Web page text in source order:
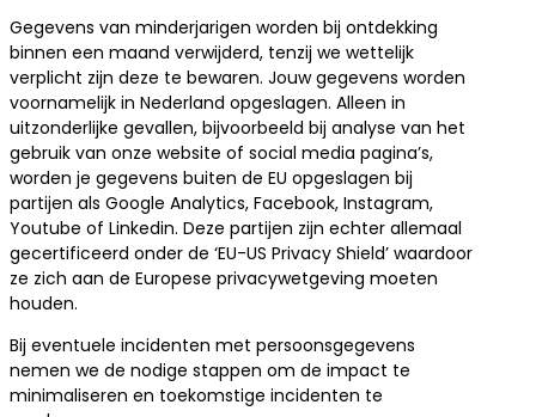
Gegevens van minderjarigen worden bij ontdekking
binnen een maand verwijderd, tenzij we wettelijk
verplicht zijn deze te bewaren. Jouw gegevens worden
voornamelijk in Nederland opgeslagen. Alleen in
uitzonderlijke gevallen, bijvoorbeeld bij analyse van het
gebruik van onze website of social media pagina’s,
worden je gegevens buiten de EU opgeslagen bij
partijen als Google Analytics, Facebook, Instagram,
Youtube of Linkedin. Deze partijen zijn echter allemaal
gecertificeerd onder de ‘EU-US Privacy Shield’ waardoor
ze zich aan de Europese privacywetgeving moeten
houden.
Bij eventuele incidenten met persoonsgegevens
nemen we de nodige stappen om de impact te
minimaliseren en toekomstige incidenten te